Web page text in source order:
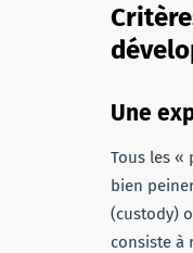
Une
Tous les «
bien
(custody)
consiste à